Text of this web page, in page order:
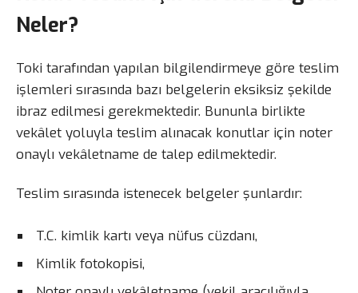
Neler?
Toki tarafından yapılan bilgilendirmeye göre teslim
işlemleri sırasında bazı belgelerin eksiksiz şekilde
ibraz edilmesi gerekmektedir. Bununla birlikte
vekâlet yoluyla teslim alınacak konutlar için noter
onaylı vekâletname de talep edilmektedir.
Teslim sırasında istenecek belgeler şunlardır:
T.C. kimlik kartı veya nüfus cüzdanı,
Kimlik fotokopisi,